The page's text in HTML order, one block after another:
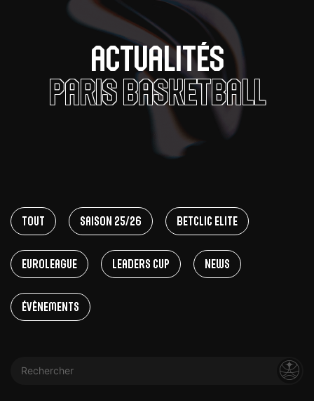
Actualités
Paris Basketball
Tout Saison 25/26 Betclic Elite
EuroLeague Leaders Cup News
Évènements